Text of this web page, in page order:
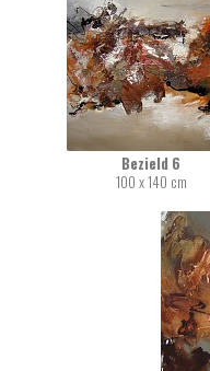
Bezield 6
100 x 140 cm